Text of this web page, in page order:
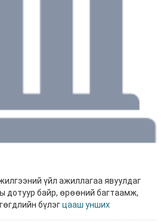
үйл ажиллагаа явуулдаг
дотуур байр, өрөөний багтаамж,
бүлэгцааш унших